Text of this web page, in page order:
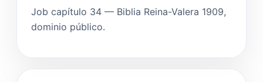
Job capítulo 34 — Biblia Reina-Valera 1909,
dominio público.